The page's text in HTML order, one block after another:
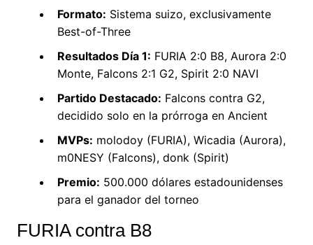
Formato: Sistema suizo, exclusivamente
Best-of-Three
Resultados Día 1: FURIA 2:0 B8, Aurora 2:0
Monte, Falcons 2:1 G2, Spirit 2:0 NAVI
Partido Destacado: Falcons contra G2,
decidido solo en la prórroga en Ancient
MVPs: molodoy (FURIA), Wicadia (Aurora),
m0NESY (Falcons), donk (Spirit)
Premio: 500.000 dólares estadounidenses
para el ganador del torneo
FURIA contra B8